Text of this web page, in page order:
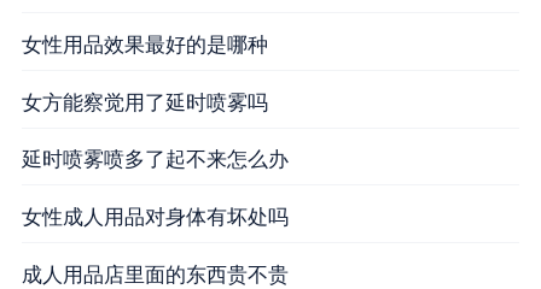
女性用品效果最好的是哪种
女方能察觉用了延时喷雾吗
延时喷雾喷多了起不来怎么办
女性成人用品对身体有坏处吗
成人用品店里面的东西贵不贵